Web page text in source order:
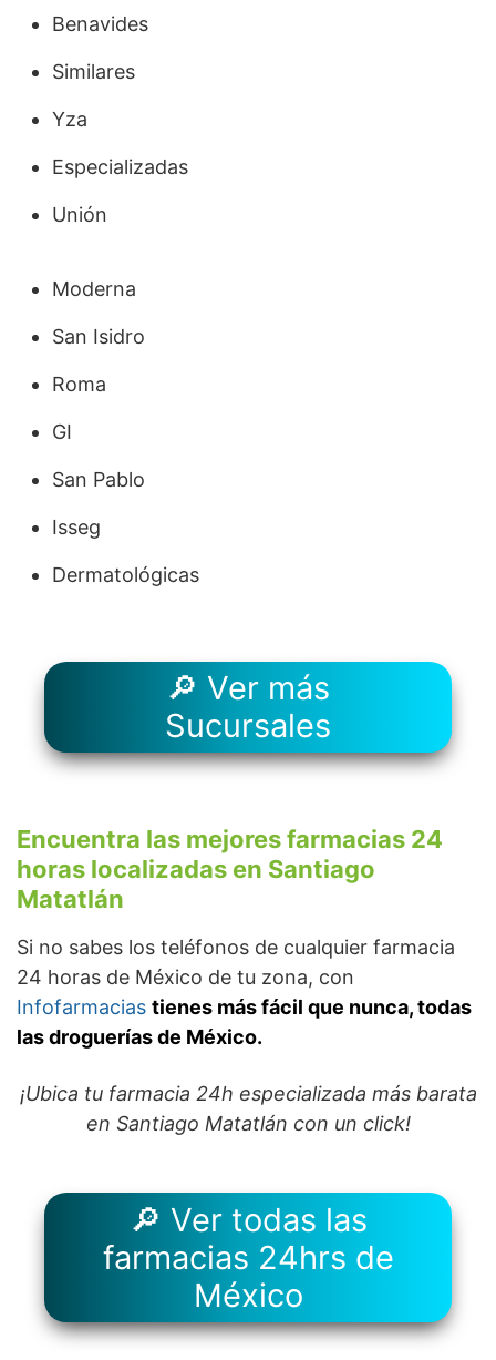
Benavides
Similares
Yza
Especializadas
Unión
Moderna
San Isidro
Roma
GI
San Pablo
Isseg
Dermatológicas
🔎 Ver más
Sucursales
Encuentra las mejores farmacias 24
horas localizadas en Santiago
Matatlán
Si no sabes los teléfonos de cualquier farmacia
24 horas de México de tu zona, con
Infofarmacias tienes más fácil que nunca, todas
las droguerías de México.
¡Ubica tu farmacia 24h especializada más barata
en Santiago Matatlán con un click!
🔎 Ver todas las
farmacias 24hrs de
México